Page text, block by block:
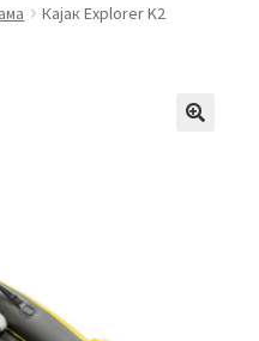
Кајак Explorer K2